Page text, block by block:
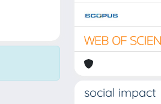
social impact